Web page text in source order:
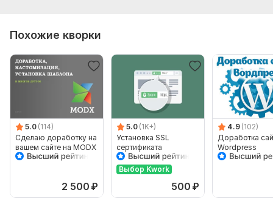
Показать ещё
Похожие кворки
5.0 (114)
Сделаю доработку на
вашем сайте на MODX
2 500 ₽
5.0 (1K+)
Установка SSL
сертификата
Выбор Kwork
500 ₽
4.9 (102)
Доработка
Wordpress